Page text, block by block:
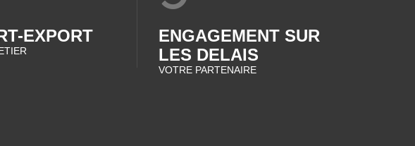
EXPORT
ENGAGEMENT SUR
LES DELAIS
VOTRE PARTENAIRE